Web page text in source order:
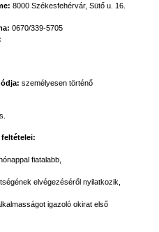
8000 Székesfehérvár, Sütő u. 16.
0670/339-5705
személyesen történő
fiatalabb,
elvégezéséről nyilatkozik,
igazoló okirat első